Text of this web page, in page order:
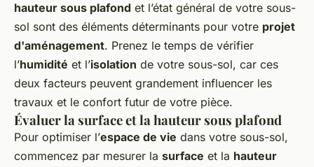
hauteur sous plafond et l’état général de votre sous-
sol sont des éléments déterminants pour votre projet
d'aménagement. Prenez le temps de vérifier
l’humidité et l’isolation de votre sous-sol, car ces
deux facteurs peuvent grandement influencer les
travaux et le confort futur de votre pièce.
Évaluer la surface et la hauteur sous plafond
Pour optimiser l’espace de vie dans votre sous-sol,
commencez par mesurer la surface et la hauteur